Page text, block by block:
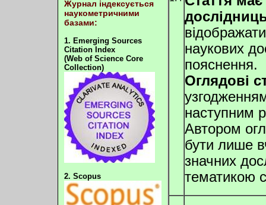
Журнал індексується
наукометричними
базами:
1. Emerging Sources
Citation Index
(Web of Science Core
Collection)
2. Scopus
наукових
пояснення.
Оглядові
наступним
Автором
бути лише
значних
тематикою